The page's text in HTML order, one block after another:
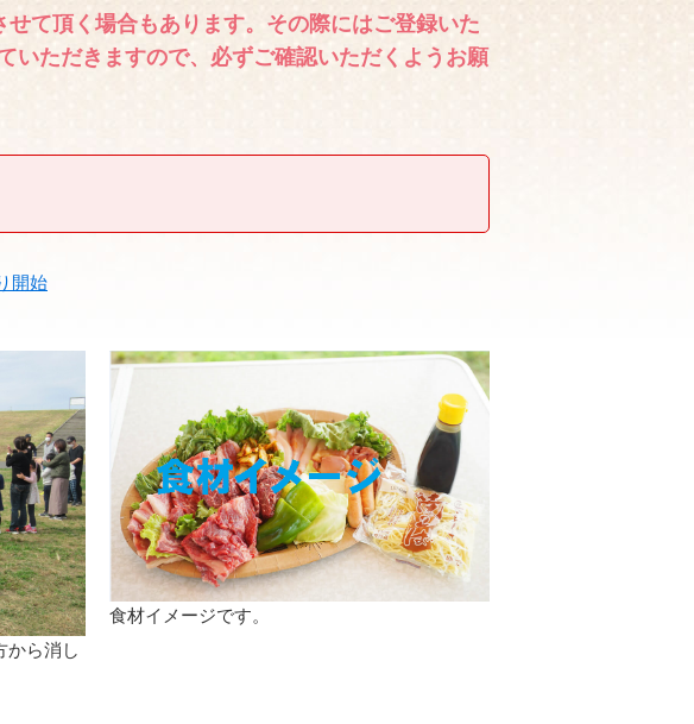
て頂く場合もあります。その際にはご登録いた
いただきますので、必ずご確認いただくようお願
開始
から消し
食材イメージです。